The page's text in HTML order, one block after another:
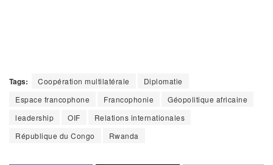
Tags: Coopération multilatérale
Diplomatie
Espace francophone
Francophonie
Géopolitique africaine
leadership
OIF
Relations internationales
République du Congo
Rwanda